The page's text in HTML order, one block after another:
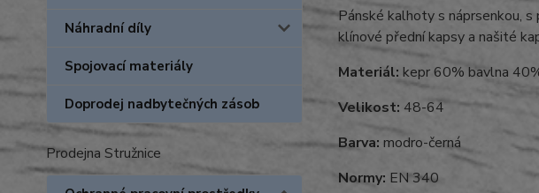
Náhradní díly
Spojovací materiály
Doprodej nadbytečných zásob
Prodejna Stružnice
Pánské kalhoty s náprsenkou,
klínové přední kapsy a našité
Materiál: kepr 60% bavlna
Velikost: 48-64
Barva: modro-černá
Normy: EN 340